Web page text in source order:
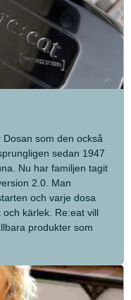
som den också
sedan 1947
Nu har familjen tagit
2.0. Man
och varje dosa
kärlek. Re:eat vill
produkter som